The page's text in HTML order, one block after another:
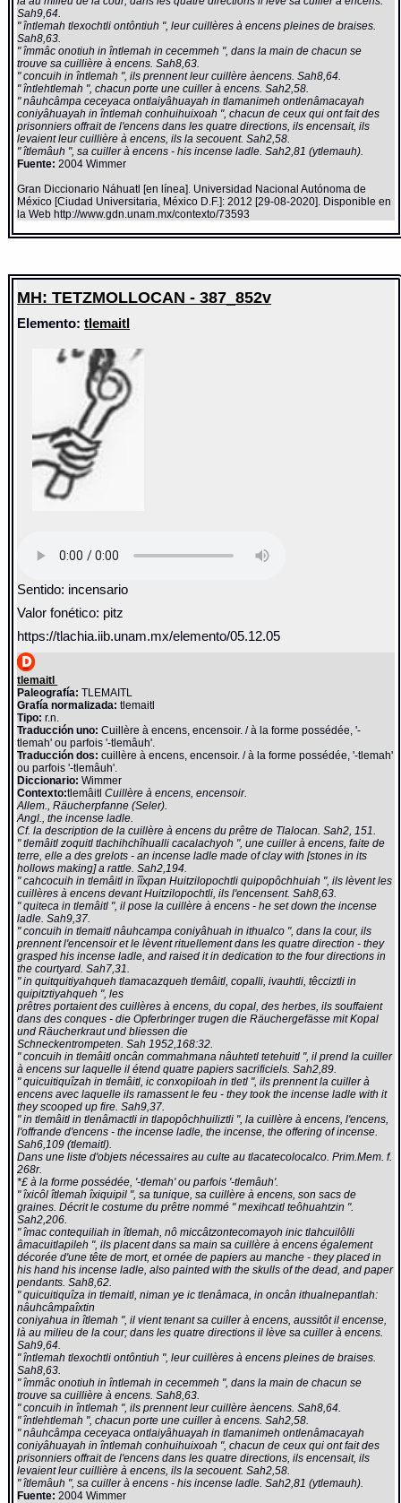
Sah9,64.
" întlemah tlexochtli ontôntiuh ", leur cuillères à encens pleines de braises.
Sah8,63.
" îmmâc onotiuh in întlemah in cecemmeh ", dans la main de chacun se
trouve sa cuillière à encens. Sah8,63.
" concuih in întlemah ", ils prennent leur cuillère àencens. Sah8,64.
" întlehtlemah ", chacun porte une cuiller à encens. Sah2,58.
" nâuhcâmpa ceceyaca ontlaiyâhuayah in tlamanimeh ontlenâmacayah
coniyâhuayah in întlemah conhuihuixoah ", chacun de ceux qui ont fait des
prisonniers offrait de l'encens dans les quatre directions, ils encensait, ils
levaient leur cuillière à encens, ils la secouent. Sah2,58.
" îtlemâuh ", sa cuiller à encens - his incense ladle. Sah2,81 (ytlemauh).
Fuente: 2004 Wimmer
Gran Diccionario Náhuatl [en línea]. Universidad Nacional Autónoma de
México [Ciudad Universitaria, México D.F.]: 2012 [29-08-2020]. Disponible en
la Web http://www.gdn.unam.mx/contexto/73593
MH: TETZMOLLOCAN - 387_852v
Elemento:tlemaitl
Sentido: incensario
Valor fonético: pitz
https://tlachia.iib.unam.mx/elemento/05.12.05
tlemaitl
Paleografía: TLEMAITL
Grafía normalizada: tlemaitl
Tipo: r.n.
Traducción uno: Cuillère à encens, encensoir. / à la forme possédée, '-
tlemah' ou parfois '-tlemâuh'.
Traducción dos: cuillère à encens, encensoir. / à la forme possédée, '-tlemah'
ou parfois '-tlemâuh'.
Diccionario:Wimmer
Contexto:tlemâitlCuillère à encens, encensoir.
Allem., Räucherpfanne (Seler).
Angl., the incense ladle.
Cf. la description de la cuillère à encens du prêtre de Tlalocan. Sah2, 151.
" tlemâitl zoquitl tlachihchîhualli cacalachyoh ", une cuiller à encens, faite de
terre, elle a des grelots - an incense ladle made of clay with [stones in its
hollows making] a rattle. Sah2,194.
" cahcocuih in tlemâitl in îîxpan Huitzilopochtli quipopôchhuiah ", ils lèvent les
cuillères à encens devant Huitzilopochtli, ils l'encensent. Sah8,63.
" quiteca in tlemâitl ", il pose la cuillère à encens - he set down the incense
ladle. Sah9,37.
" concuih in tlemaitl nâuhcampa coniyâhuah in ithualco ", dans la cour, ils
prennent l'encensoir et le lèvent rituellement dans les quatre direction - they
grasped his incense ladle, and raised it in dedication to the four directions in
the courtyard. Sah7,31.
" in quitquitiyahqueh tlamacazqueh tlemâitl, copalli, ivauhtli, têcciztli in
quipitztiyahqueh ", les
prêtres portaient des cuillères à encens, du copal, des herbes, ils souffaient
dans des conques - die Opferbringer trugen die Räuchergefässe mit Kopal
und Räucherkraut und bliessen die
Schneckentrompeten. Sah 1952,168:32.
" concuih in tlemâitl oncân commahmana nâuhtetl tetehuitl ", il prend la cuiller
à encens sur laquelle il étend quatre papiers sacrificiels. Sah2,89.
" quicuitiquîzah in tlemâitl, ic conxopiloah in tletl ", ils prennent la cuiller à
encens avec laquelle ils ramassent le feu - they took the incense ladle with it
they scooped up fire. Sah9,37.
" in tlemâitl in tlenâmactli in tlapopôchhuiliztli ", la cuillère à encens, l'encens,
l'offrande d'encens - the incense ladle, the incense, the offering of incense.
Sah6,109 (tlemaitl).
Dans une liste d'objets nécessaires au culte au tlacatecolocalco. Prim.Mem. f.
268r.
*£ à la forme possédée, '-tlemah' ou parfois '-tlemâuh'.
" îxicôl îtlemah îxiquipil ", sa tunique, sa cuillère à encens, son sacs de
graines. Décrit le costume du prêtre nommé " mexihcatl teôhuahtzin ".
Sah2,206.
" îmac contequiliah in îtlemah, nô miccâtzontecomayoh inic tlahcuilôlli
âmacuitlapileh ", ils placent dans sa main sa cuillère à encens également
décorée d'une tête de mort, et ornée de papiers au manche - they placed in
his hand his incense ladle, also painted with the skulls of the dead, and paper
pendants. Sah8,62.
" quicuitiquîza in tlemaitl, niman ye ic tlenâmaca, in oncân ithualnepantlah:
nâuhcâmpaîxtin
coniyahua in îtlemah ", il vient tenant sa cuiller à encens, aussitôt il encense,
là au milieu de la cour; dans les quatre directions il lève sa cuiller à encens.
Sah9,64.
" întlemah tlexochtli ontôntiuh ", leur cuillères à encens pleines de braises.
Sah8,63.
" îmmâc onotiuh in întlemah in cecemmeh ", dans la main de chacun se
trouve sa cuillière à encens. Sah8,63.
" concuih in întlemah ", ils prennent leur cuillère àencens. Sah8,64.
" întlehtlemah ", chacun porte une cuiller à encens. Sah2,58.
" nâuhcâmpa ceceyaca ontlaiyâhuayah in tlamanimeh ontlenâmacayah
coniyâhuayah in întlemah conhuihuixoah ", chacun de ceux qui ont fait des
prisonniers offrait de l'encens dans les quatre directions, ils encensait, ils
levaient leur cuillière à encens, ils la secouent. Sah2,58.
" îtlemâuh ", sa cuiller à encens - his incense ladle. Sah2,81 (ytlemauh).
Fuente: 2004 Wimmer